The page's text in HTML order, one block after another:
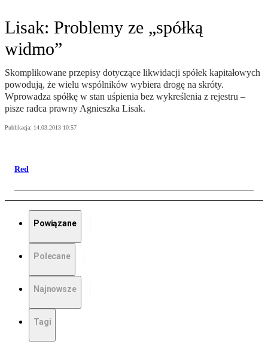
Lisak: Problemy ze „spółką
widmo”
Skomplikowane przepisy dotyczące likwidacji spółek kapitałowych
powodują, że wielu wspólników wybiera drogę na skróty.
Wprowadza spółkę w stan uśpienia bez wykreślenia z rejestru –
pisze radca prawny Agnieszka Lisak.
Publikacja: 14.03.2013 10:57
Red
Powiązane
Polecane
Najnowsze
Tagi